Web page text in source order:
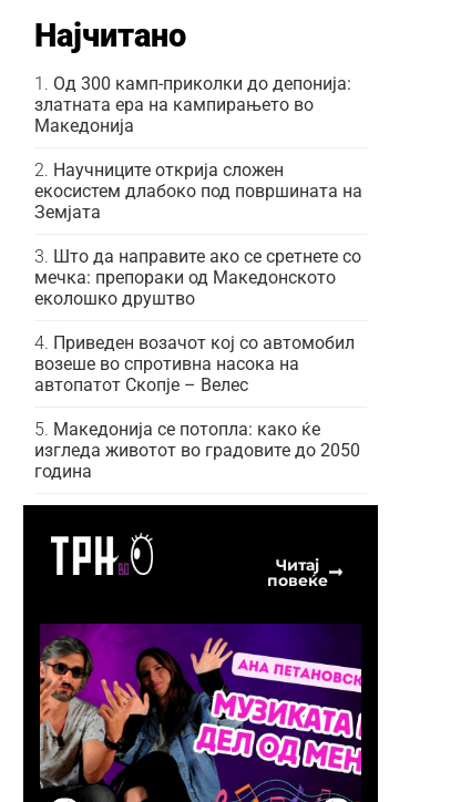
Најчитано
Од 300 камп-приколки до депонија:
златната ера на кампирањето во
Македонија
Научниците открија сложен
екосистем длабоко под површината на
Земјата
Што да направите ако се сретнете со
мечка: препораки од Македонското
еколошко друштво
Приведен возачот кој со автомобил
возеше во спротивна насока на
автопатот Скопје – Велес
Македонија се потопла: како ќе
изгледа животот во градовите до 2050
година
Читај
повеќе